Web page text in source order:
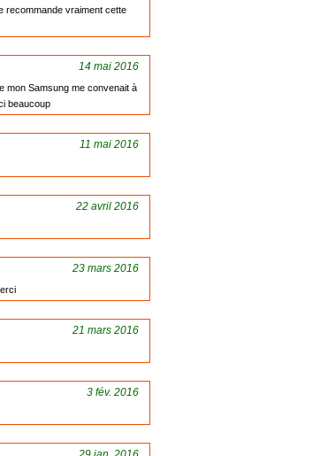
recommande vraiment cette
14 mai 2016
mon Samsung me convenait à
beaucoup
11 mai 2016
22 avril 2016
23 mars 2016
21 mars 2016
3 fév. 2016